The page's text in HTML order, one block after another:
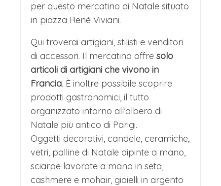
per questo mercatino di Natale situato
in piazza René Viviani.
Qui troverai artigiani, stilisti e venditori
di accessori. Il mercatino offre solo
articoli di artigiani che vivono in
Francia. È inoltre possibile scoprire
prodotti gastronomici, il tutto
organizzato intorno all’albero di
Natale più antico di Parigi.
Oggetti decorativi, candele, ceramiche,
vetri, palline di Natale dipinte a mano,
sciarpe lavorate a mano in seta,
cashmere e mohair, gioielli in argento